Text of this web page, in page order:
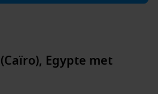
Egypte met